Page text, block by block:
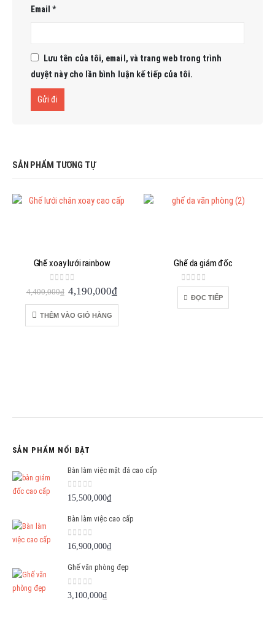
Email*
Lưu tên của tôi, email, và trang web trong trình
duyệt này cho lần bình luận kế tiếp của tôi.
SẢN PHẨM TƯƠNG TỰ
Ghế xoay lưới rainbow
0out of 5
4,400,000₫ Giá
là:
4,400,000₫.
4,190,000₫Giá
4,190,000₫.
THÊM VÀO GIỎ HÀNG
Ghế da giám đốc
0out of 5
ĐỌC TIẾP
SẢN PHẨM NỔI BẬT
Bàn làm việc mặt đá cao cấp
0 out of 5
15,500,000₫
Bàn làm việc cao cấp
0out of 5
16,900,000₫
Ghế văn phòng đẹp
0 out of 5
3,100,000₫